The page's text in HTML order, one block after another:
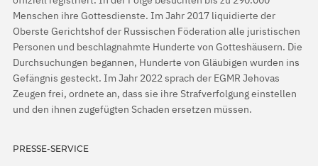
Menschen ihre Gottesdienste. Im Jahr 2017 liquidierte der
Oberste Gerichtshof der Russischen Föderation alle juristischen
Personen und beschlagnahmte Hunderte von Gotteshäusern. Die
Durchsuchungen begannen, Hunderte von Gläubigen wurden ins
Gefängnis gesteckt. Im Jahr 2022 sprach der EGMR Jehovas
Zeugen frei, ordnete an, dass sie ihre Strafverfolgung einstellen
und den ihnen zugefügten Schaden ersetzen müssen.
PRESSE-SERVICE